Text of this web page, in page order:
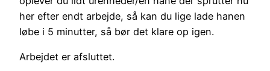
her efter endt arbejde, så kan du lige lade hanen
løbe i 5 minutter, så bør det klare op igen.
Arbejdet er afsluttet.